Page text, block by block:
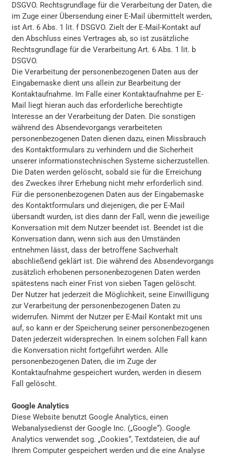
DSGVO. Rechtsgrundlage für die Verarbeitung der Daten, die
im Zuge einer Übersendung einer E-Mail übermittelt werden,
ist Art. 6 Abs. 1 lit. f DSGVO. Zielt der E-Mail-Kontakt auf
den Abschluss eines Vertrages ab, so ist zusätzliche
Rechtsgrundlage für die Verarbeitung Art. 6 Abs. 1 lit. b
DSGVO.
Die Verarbeitung der personenbezogenen Daten aus der
Eingabemaske dient uns allein zur Bearbeitung der
Kontaktaufnahme. Im Falle einer Kontaktaufnahme per E-
Mail liegt hieran auch das erforderliche berechtigte
Interesse an der Verarbeitung der Daten. Die sonstigen
während des Absendevorgangs verarbeiteten
personenbezogenen Daten dienen dazu, einen Missbrauch
des Kontaktformulars zu verhindern und die Sicherheit
unserer informationstechnischen Systeme sicherzustellen.
Die Daten werden gelöscht, sobald sie für die Erreichung
des Zweckes ihrer Erhebung nicht mehr erforderlich sind.
Für die personenbezogenen Daten aus der Eingabemaske
des Kontaktformulars und diejenigen, die per E-Mail
übersandt wurden, ist dies dann der Fall, wenn die jeweilige
Konversation mit dem Nutzer beendet ist. Beendet ist die
Konversation dann, wenn sich aus den Umständen
entnehmen lässt, dass der betroffene Sachverhalt
abschließend geklärt ist. Die während des Absendevorgangs
zusätzlich erhobenen personenbezogenen Daten werden
spätestens nach einer Frist von sieben Tagen gelöscht.
Der Nutzer hat jederzeit die Möglichkeit, seine Einwilligung
zur Verarbeitung der personenbezogenen Daten zu
widerrufen. Nimmt der Nutzer per E-Mail Kontakt mit uns
auf, so kann er der Speicherung seiner personenbezogenen
Daten jederzeit widersprechen. In einem solchen Fall kann
die Konversation nicht fortgeführt werden. Alle
personenbezogenen Daten, die im Zuge der
Kontaktaufnahme gespeichert wurden, werden in diesem
Fall gelöscht.
Google Analytics
Diese Website benutzt Google Analytics, einen
Webanalysedienst der Google Inc. („Google“). Google
Analytics verwendet sog. „Cookies“, Textdateien, die auf
Ihrem Computer gespeichert werden und die eine Analyse